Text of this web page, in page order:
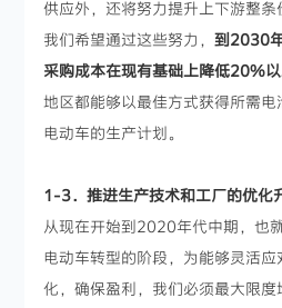
供应外，还将努力提升上下游整条
我们希望通过这些努力，到2030
采购成本在现有基础上降低20%
地区都能够以最佳方式获得所需
电动车的生产计划。
1-3．推进生产技术和工厂的优化
从现在开始到2020年代中期，也
电动车转型的阶段，为能够灵活
化，确保盈利，我们必须最大限